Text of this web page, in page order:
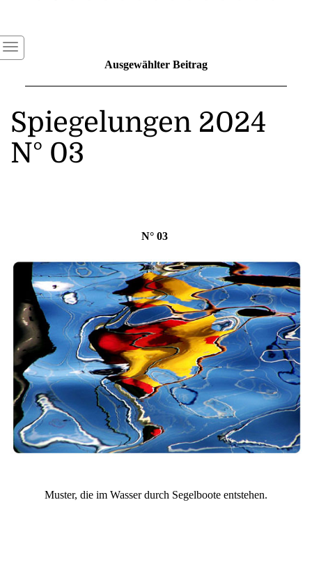
Ausgewählter Beitrag
Spiegelungen 2024
N° 03
N° 03
Muster, die im Wasser durch Segelboote entstehen.